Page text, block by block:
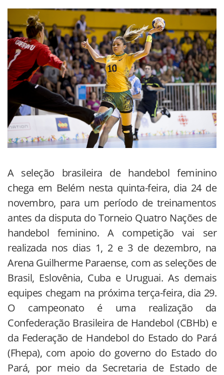
A seleção brasileira de handebol feminino
chega em Belém nesta quinta-feira, dia 24 de
novembro, para um período de treinamentos
antes da disputa do Torneio Quatro Nações de
handebol feminino. A competição vai ser
realizada nos dias 1, 2 e 3 de dezembro, na
Arena Guilherme Paraense, com as seleções de
Brasil, Eslovênia, Cuba e Uruguai. As demais
equipes chegam na próxima terça-feira, dia 29.
O campeonato é uma realização da
Confederação Brasileira de Handebol (CBHb) e
da Federação de Handebol do Estado do Pará
(Fhepa), com apoio do governo do Estado do
Pará, por meio da Secretaria de Estado de